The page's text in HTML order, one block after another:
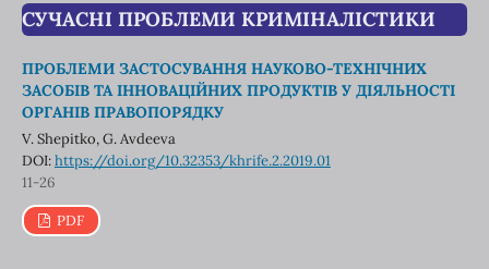
СУЧАСНІ ПРОБЛЕМИ КРИМІНАЛІСТИКИ
ПРОБЛЕМИ ЗАСТОСУВАННЯ НАУКОВО-ТЕХНІЧНИХ
ЗАСОБІВ ТА ІННОВАЦІЙНИХ ПРОДУКТІВ У ДІЯЛЬНОСТІ
ОРГАНІВ ПРАВОПОРЯДКУ
V. Shepitko, G. Avdeeva
DOI:https://doi.org/10.32353/khrife.2.2019.01
11-26
PDF